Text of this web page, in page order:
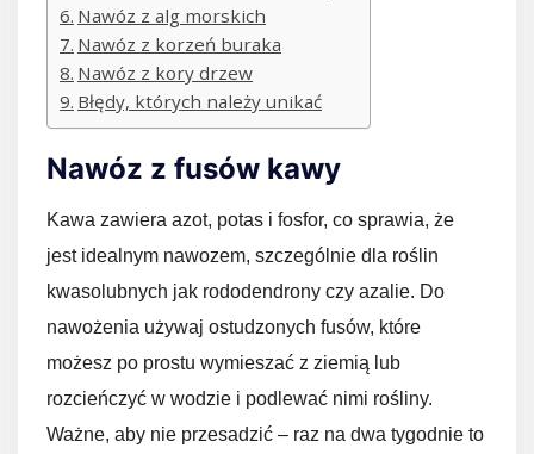
Nawóz z alg morskich
Nawóz z korzeń buraka
Nawóz z kory drzew
Błędy, których należy unikać
Nawóz z fusów kawy
Kawa zawiera azot, potas i fosfor, co sprawia, że
jest idealnym nawozem, szczególnie dla roślin
kwasolubnych jak rododendrony czy azalie. Do
nawożenia używaj ostudzonych fusów, które
możesz po prostu wymieszać z ziemią lub
rozcieńczyć w wodzie i podlewać nimi rośliny.
Ważne, aby nie przesadzić – raz na dwa tygodnie to